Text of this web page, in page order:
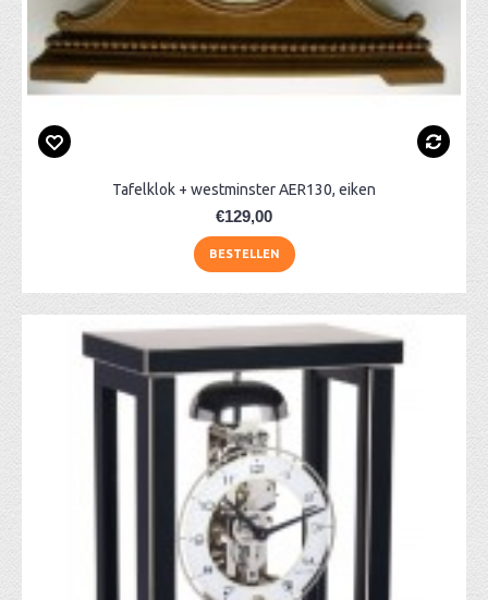
Tafelklok + westminster AER130, eiken
€129,00
BESTELLEN